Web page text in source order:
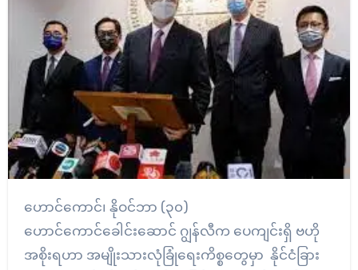
ဟောင်ကောင်၊ နိုဝင်ဘာ (၃၀)
ဟောင်ကောင်ခေါင်းဆောင် ဂျွန်လီက ပေကျင်းရှိ ဗဟို
အစိုးရဟာ အမျိုးသားလုံခြုံရေးကိစ္စတွေမှာ နိုင်ငံခြား